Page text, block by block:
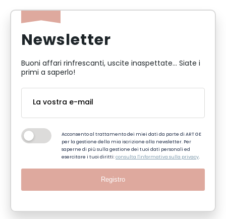
Newsletter
Buoni affari rinfrescanti, uscite inaspettate... Siate i
primi a saperlo!
Acconsento al trattamento dei miei dati da parte di ART GE
per la gestione della mia iscrizione alla newsletter. Per
saperne di più sulla gestione dei tuoi dati personali ed
esercitare i tuoi diritti:consulta l'informativa sulla privacy.
Registro